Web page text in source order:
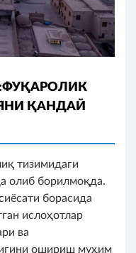
ҚАНДАЙ
тизимидаги
олиб борилмоқда.
борасида
ислоҳотлар
ва
ошириш муҳим